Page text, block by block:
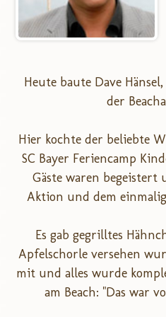
Heute baute Dave
der
Hier kochte der beliebte
SC Bayer Feriencamp
Gäste waren begeistert
Aktion und dem
Es gab gegrilltes
Apfelschorle versehen
mit und alles wurde
am Beach: "Das war